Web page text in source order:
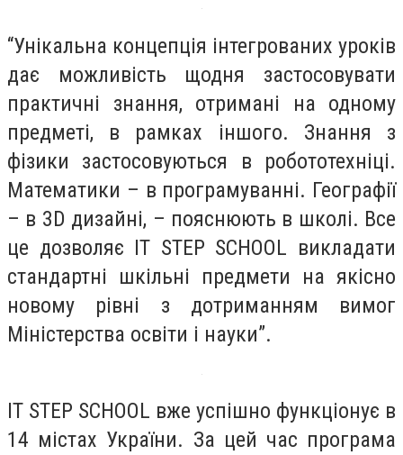
“Унікальна концепція інтегрованих уроків
дає можливість щодня застосовувати
практичні знання, отримані на одному
предметі, в рамках іншого. Знання з
фізики застосовуються в робототехніці.
Математики – в програмуванні. Географії
– в 3D дизайні, – пояснюють в школі. Все
це дозволяє IT STEP SCHOOL викладати
стандартні шкільні предмети на якісно
новому рівні з дотриманням вимог
Міністерства освіти і науки”.
IT STEP SCHOOL вже успішно функціонує в
14 містах України. За цей час програма